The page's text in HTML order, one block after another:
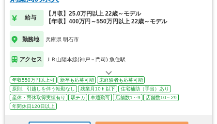
給与
【月収】25.0万円以上 22歳～モデル
【年収】400万円～550万円以上 22歳～モデル
勤務地 兵庫県 明石市
アクセス ＪＲ山陽本線(神戸－門司) 魚住駅
年収550万円以上可 新卒も応募可能
未経験者も応募可能
原則、引越しを伴う転勤なし
残業月10ｈ以下
住宅補助（手当）あり
産休・育休取得実績有り
駅チカ 車通勤可 店舗数1～9
店舗数10～29
年間休日120日以上